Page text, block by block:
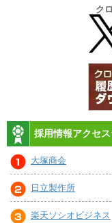
ク
採用情報アクセ
大塚商会
日立製作所
楽天ソシオビジネス